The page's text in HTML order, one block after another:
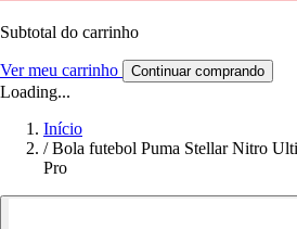
Subtotal do carrinho
Ver meu carrinho Continuar comprando
Loading...
Início
/ Bola futebol Puma Stellar Nitro
Pro